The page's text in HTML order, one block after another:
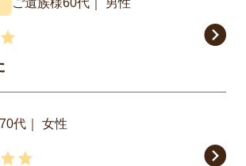
70代 女性